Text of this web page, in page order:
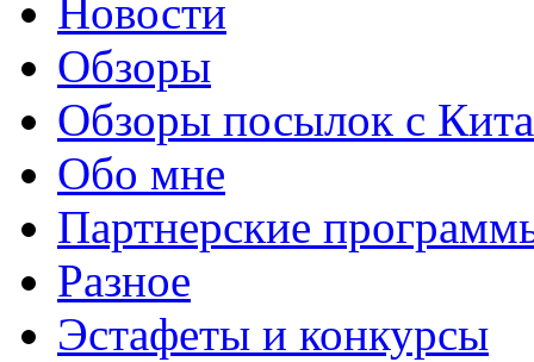
Новости
Обзоры
Обзоры посылок с
Обо мне
Партнерские
Разное
Эстафеты и конкурсы